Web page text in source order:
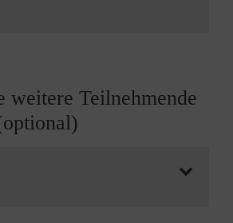
weitere Teilnehmende